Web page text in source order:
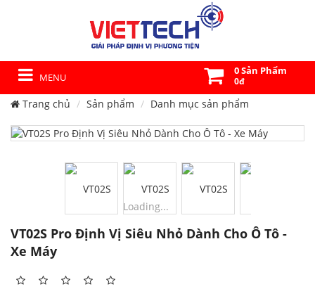
MENU
0 Sản Phẩm
0đ
Trang chủ Sản phẩm Danh mục sản phẩm
Loading...
VT02S Pro Định Vị Siêu Nhỏ Dành Cho Ô Tô -
Xe Máy